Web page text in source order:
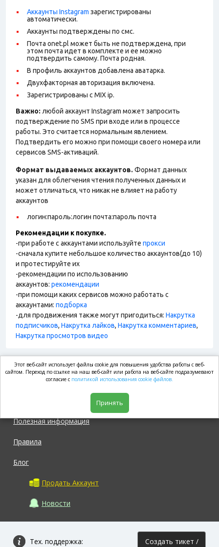
Аккаунты Instagram зарегистрированы
автоматически.
Аккаунты подтверждены по смс.
Почта onet.pl может быть не подтверждена, при
этом почта идет в комплекте и ее можно
подтвердить самому. Почта родная.
В профиль аккаунтов добавлена аватарка.
Двухфакторная авторизация включена.
Зарегистрированы с MIX ip.
Важно: любой аккаунт Instagram может запросить
подтверждение по SMS при входе или в процессе
работы. Это считается нормальным явлением.
Подтвердить его можно при помощи своего номера или
сервисов SMS-активаций.
Формат выдаваемых аккаунтов. Формат данных
указан для облегчения чтения полученных данных и
может отличаться, что никак не влияет на работу
аккаунтов
логин:пароль:логин почта:пароль почта
Рекомендации к покупке.
-при работе с аккаунтами используйте прокси
-сначала купите небольшое количество аккаунтов(до 10)
и протестируйте их
-рекомендации по использованию
аккаунтов: рекомендации
-при помощи каких сервисов можно работать с
аккаунтами: подборка
-для продвижения также могут пригодиться: Накрутка
подписчиков, Накрутка лайков, Накрутка комментариев,
Накрутка просмотров видео
market.com
Полезная информация
Правила
Блог
Продать Аккаунт
Новости
Тех. поддержка: Создать тикет /
Этот веб-сайт использует файлы cookie для повышения удобства работы с веб-
сайтом. Переход по ссылке на наш веб-сайт или работа на веб-сайте подразумевают
согласие с политикой использования cookie файлов.
Принять